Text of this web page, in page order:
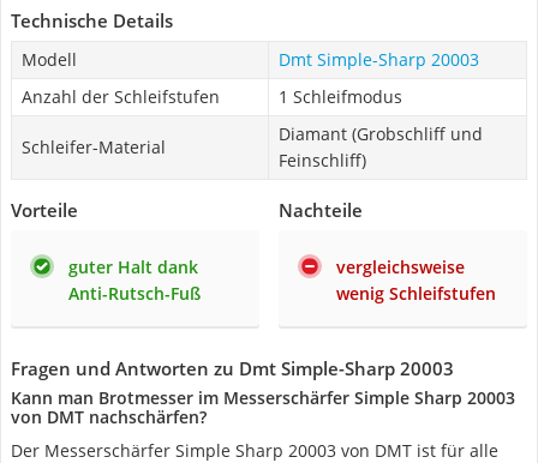
Technische Details
Modell
Dmt Simple-Sharp 20003
Anzahl der Schleifstufen
1 Schleifmodus
Schleifer-Material
Diamant (Grobschliff und
Feinschliff)
Vorteile
guter Halt dank
Anti-Rutsch-Fuß
Nachteile
vergleichsweise
wenig Schleifstufen
Fragen und Antworten zu Dmt Simple-Sharp 20003
Kann man Brotmesser im Messerschärfer Simple Sharp 20003
von DMT nachschärfen?
Der Messerschärfer Simple Sharp 20003 von DMT ist für alle